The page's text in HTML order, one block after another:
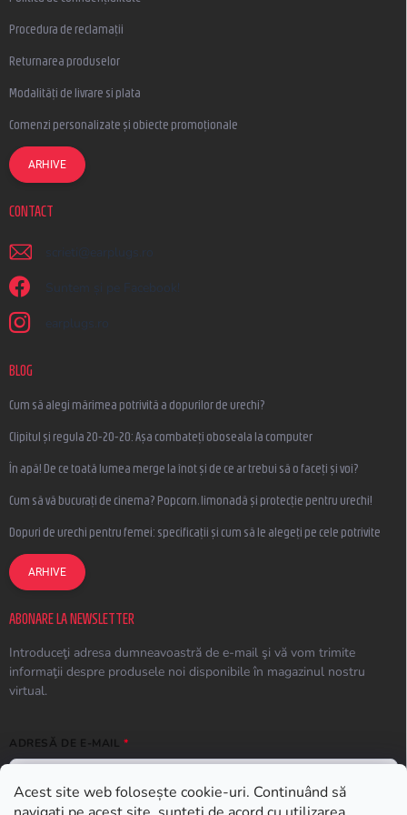
Acest site web folosește cookie-uri. Continuând să
Procedura de reclamații
Returnarea produselor
Modalități de livrare si plata
Comenzi personalizate și obiecte promoționale
ARHIVE
CONTACT
scrieti @ earplugs.ro
Suntem și pe Facebook!
earplugs.ro
BLOG
Cum să alegi mărimea potrivită a dopurilor de urechi?
Clipitul și regula 20-20-20: Așa combateți oboseala la computer
În apă! De ce toată lumea merge la înot și de ce ar trebui să o faceți și voi?
Cum să vă bucurați de cinema? Popcorn, limonadă și protecție pentru urechi!
Dopuri de urechi pentru femei: specificații și cum să le alegeți pe cele potrivite
ARHIVE
ABONARE LA NEWSLETTER
Introduceţi adresa dumneavoastră de e-mail şi vă vom trimite
informaţii despre produsele noi disponibile în magazinul nostru
virtual.
ADRESĂ DE E-MAIL